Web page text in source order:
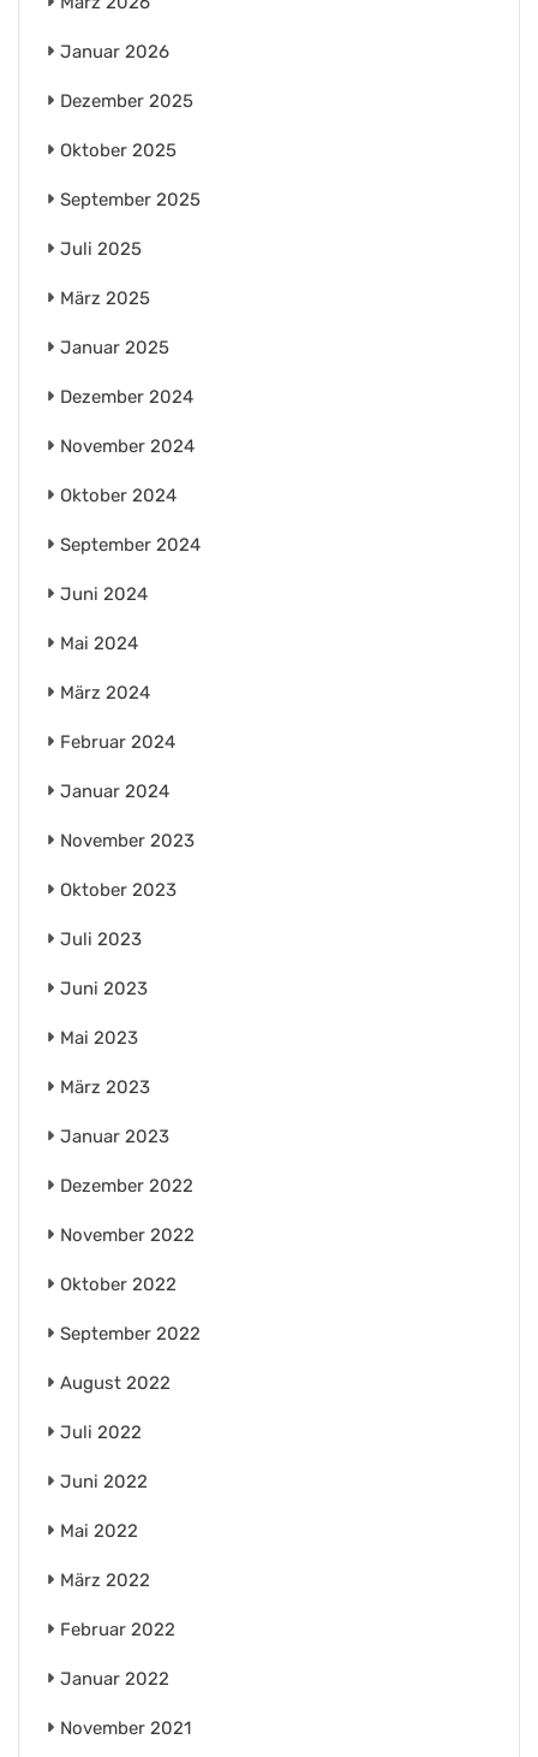
Januar 2026
Dezember 2025
Oktober 2025
September 2025
Juli 2025
März 2025
Januar 2025
Dezember 2024
November 2024
Oktober 2024
September 2024
Juni 2024
Mai 2024
März 2024
Februar 2024
Januar 2024
November 2023
Oktober 2023
Juli 2023
Juni 2023
Mai 2023
März 2023
Januar 2023
Dezember 2022
November 2022
Oktober 2022
September 2022
August 2022
Juli 2022
Juni 2022
Mai 2022
März 2022
Februar 2022
Januar 2022
November 2021